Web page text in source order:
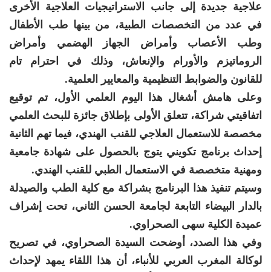
علاجية جديدة إلى جانب الاستراتيجيات العلاجية الأخرى
في عدد من التخصصات الطبية، من بينها طب الأطفال
وطب الأعصاب وأمراض الجهاز الهضمي وأمراض
الروماتيزم والأورام والإنعاش، وذلك في احترام تام
للقانون والضوابط التنظيمية والمعايير العلمية.
وعلى هامش أشغال هذا اليوم العلمي الأول، تم توقيع
اتفاقيتي شراكة، تتعلق الأولى بإطلاق جائزة للبحث العلمي
مخصصة للاستعمال العلاجي للقنب الهندي، فيما تهم الثانية
إحداث برنامج تكويني يتوج بالحصول على شهادة جامعية
ومهنية متخصصة في الاستعمال الطبي للقنب الهندي.
وسيتم تنفيذ هذا البرنامج بشراكة مع كلية الطب والصيدلة
بالدار البيضاء التابعة لجامعة الحسن الثاني، تحت إشراف
عميدة الكلية سهى الصحراوي.
وفي هذا الصدد، أوضحت السيدة الصحراوي، في تصريح
لوكالة المغرب العربي للأنباء، أن هذا اللقاء يمهد لإحداث